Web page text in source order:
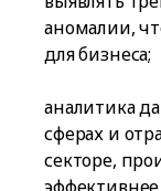
аномалии,
для бизнеса;
аналитика
сферах и
секторе,